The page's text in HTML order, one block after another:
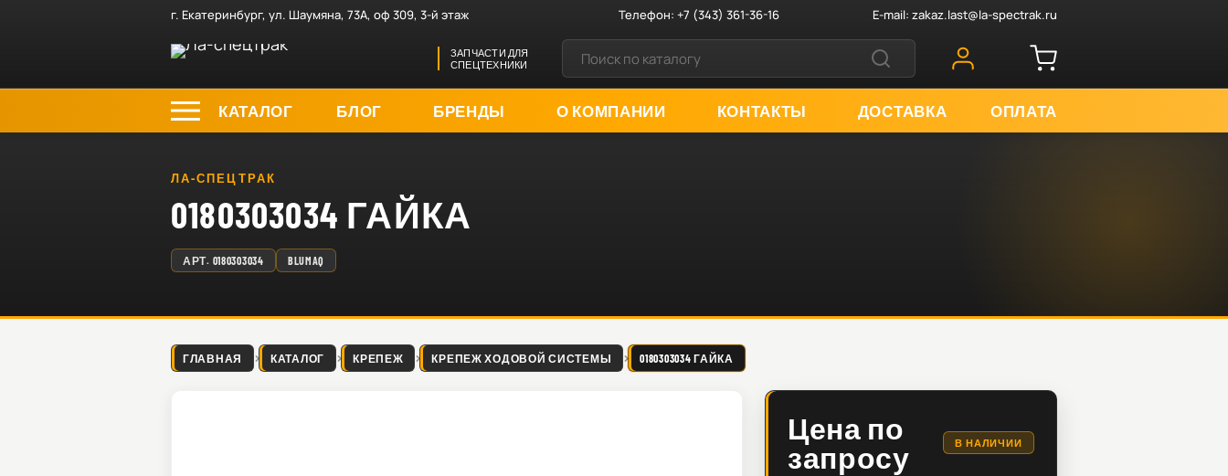
г. Екатеринбург, ул. Шаумяна, 73А, оф 309, 3-й этаж Телефон:+7 (343) 361-36-16 E-mail: zakaz.last@la-spectrak.ru
ЗАПЧАСТИ ДЛЯ
СПЕЦТЕХНИКИ
КАТАЛОГ БЛОГ БРЕНДЫ О КОМПАНИИ КОНТАКТЫ ДОСТАВКА ОПЛАТА
ЛА-СПЕЦТРАК
0180303034 ГАЙКА
АРТ. 0180303034 BLUMAQ
ГЛАВНАЯ КАТАЛОГ КРЕПЕЖ КРЕПЕЖ ХОДОВОЙ СИСТЕМЫ 0180303034 ГАЙКА
Цена по
запросу
В НАЛИЧИИ